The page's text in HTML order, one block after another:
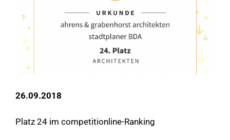
26.09.2018
Platz 24 im competitionline-Ranking